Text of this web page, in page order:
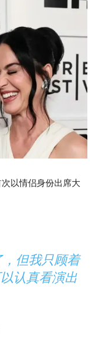
以情侣身份出席大
，但我只顾着
认真看演出